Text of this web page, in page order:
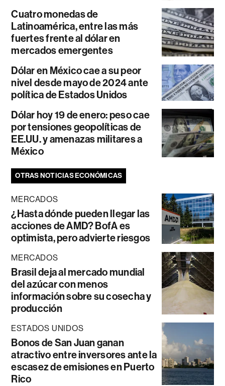
Cuatro monedas de
Latinoamérica, entre las más
fuertes frente al dólar en
mercados emergentes
Dólar en México cae a su peor
nivel desde mayo de 2024 ante
política de Estados Unidos
Dólar hoy 19 de enero: peso cae
por tensiones geopolíticas de
EE.UU. y amenazas militares a
México
OTRAS NOTICIAS ECONÓMICAS
MERCADOS
¿Hasta dónde pueden llegar las
acciones de AMD? BofA es
optimista, pero advierte riesgos
MERCADOS
Brasil deja al mercado mundial
del azúcar con menos
información sobre su cosecha y
producción
ESTADOS UNIDOS
Bonos de San Juan ganan
atractivo entre inversores ante la
escasez de emisiones en Puerto
Rico